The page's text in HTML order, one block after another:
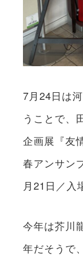
7月24日は
うことで、
企画展『友
春アンサン
月21日／入
今年は芥川
年だそうで